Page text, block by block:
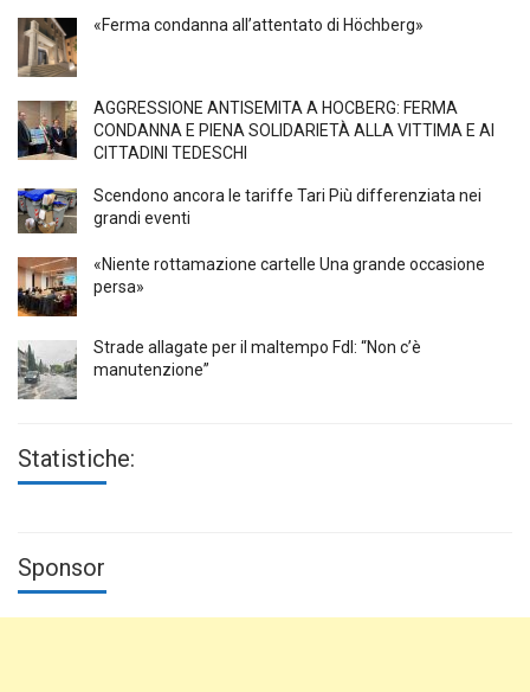
«Ferma condanna all’attentato di Höchberg»
AGGRESSIONE ANTISEMITA A HÖCBERG: FERMA
CONDANNA E PIENA SOLIDARIETÀ ALLA VITTIMA E AI
CITTADINI TEDESCHI
Scendono ancora le tariffe Tari Più differenziata nei
grandi eventi
«Niente rottamazione cartelle Una grande occasione
persa»
Strade allagate per il maltempo FdI: “Non c’è
manutenzione”
Statistiche:
Sponsor